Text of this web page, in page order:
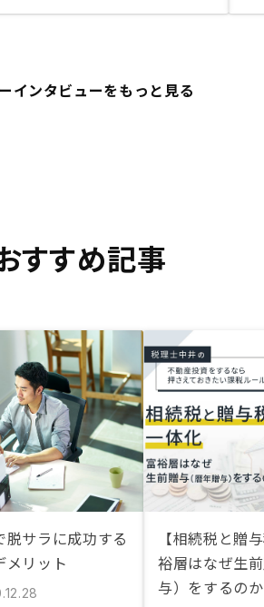
インタビューをもっと見る
すすめ記事
脱サラに成功する
メリット
【相続税と贈
裕層はなぜ生
与）をするのか